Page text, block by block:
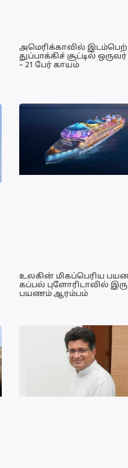
அமெரிக்காவில்
துப்பாக்கிச் சூட்டில் ஒருவர்
– 21 பேர் காயம்
உலகின் மிகப்பெரிய
கப்பல் புளோரிடாவில்
பயணம் ஆரம்பம்